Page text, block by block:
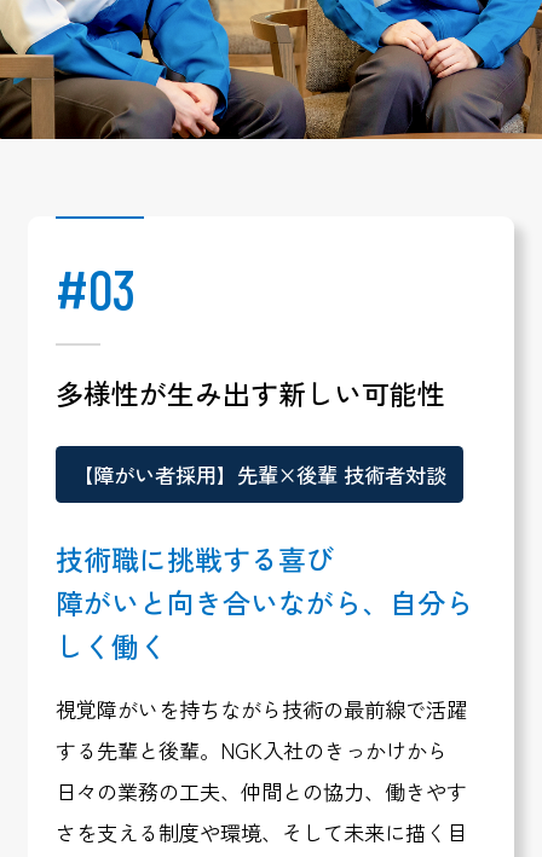
#03
多様性が生み出す新しい可能性
【障がい者採用】先輩×後輩 技術者対談
技術職に挑戦する喜び
障がいと向き合いながら、自分ら
しく働く
視覚障がいを持ちながら技術の最前線で活躍
する先輩と後輩。NGK入社のきっかけから
日々の業務の工夫、仲間との協力、働きやす
さを支える制度や環境、そして未来に描く目